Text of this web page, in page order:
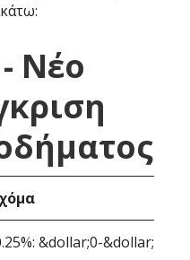
Νέο
&dollar;0-&dollar;1,000